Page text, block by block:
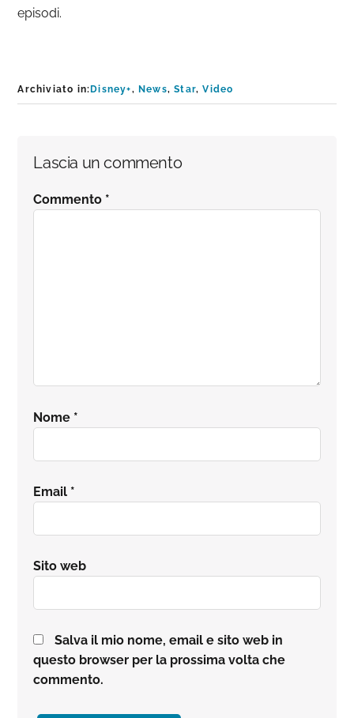
episodi.
Archiviato in:Disney+,News,Star,Video
Interazioni
del
Lascia un commento
Commento *
Nome *
Email *
Sito web
Salva il mio nome, email e sito web in
questo browser per la prossima volta che
commento.